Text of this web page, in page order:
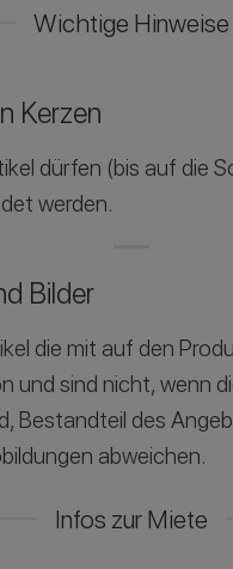
Wichtige Hinweise
Kerzen
dürfen (bis auf die
werden.
Bilder
die mit auf den
und sind nicht, wenn
Bestandteil des
abweichen.
Infos zur Miete